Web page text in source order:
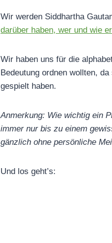
Wir werden Siddhartha
darüber haben, wer und wie
Wir haben uns für die
Bedeutung ordnen wollten,
gespielt haben.
Anmerkung: Wie wichtig ein
immer nur bis zu einem
gänzlich ohne persönliche
Und los geht’s: